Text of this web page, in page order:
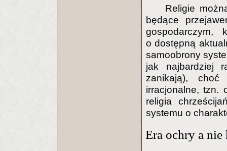
Religie
będące
o dostępną
samoobrony
jak najbardziej
zanikają),
irracjonalne, tzn.
religia
systemu o
Era ochry a nie